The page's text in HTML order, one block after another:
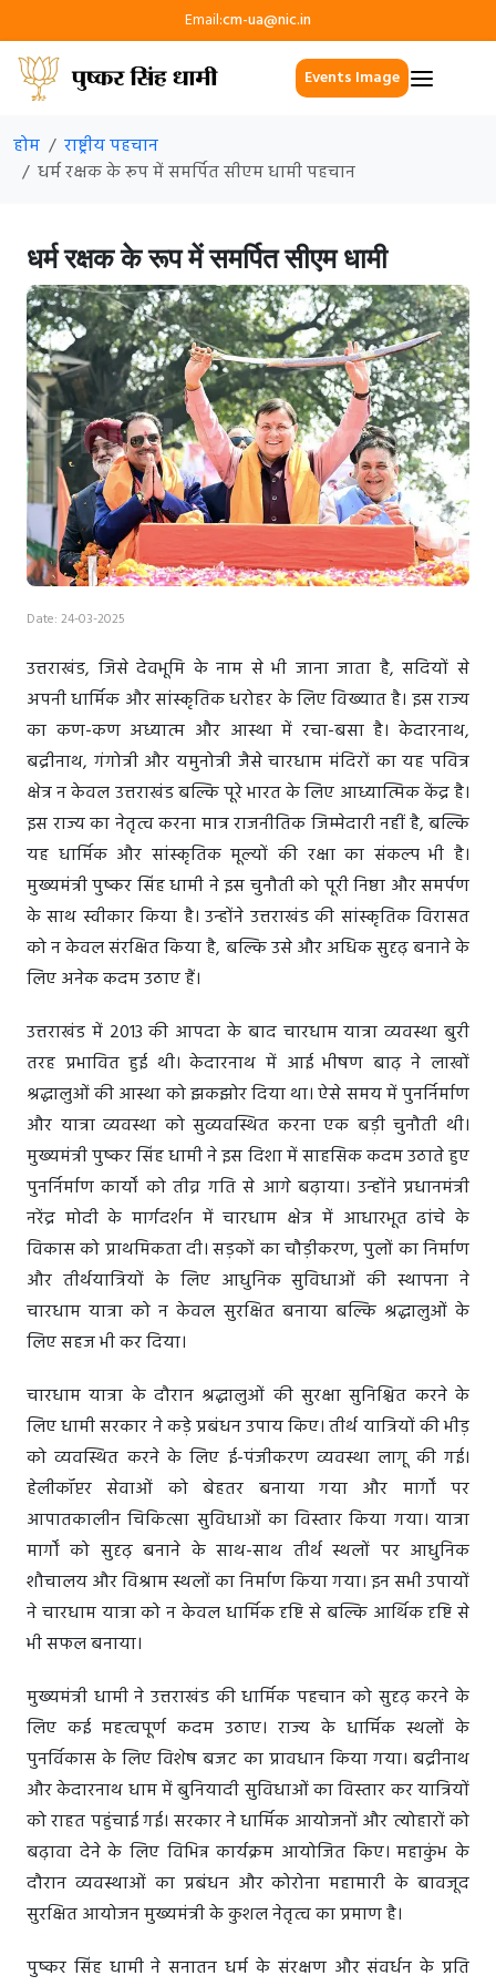
Email:cm-ua@nic.in
Events Image
होम
राष्ट्रीय पहचान
धर्म रक्षक के रूप में समर्पित सीएम धामी पहचान
धर्म रक्षक के रूप में समर्पित सीएम धामी
Date: 24-03-2025
उत्तराखंड, जिसे देवभूमि के नाम से भी जाना जाता है, सदियों से
अपनी धार्मिक और सांस्कृतिक धरोहर के लिए विख्यात है। इस राज्य
का कण-कण अध्यात्म और आस्था में रचा-बसा है। केदारनाथ,
बद्रीनाथ, गंगोत्री और यमुनोत्री जैसे चारधाम मंदिरों का यह पवित्र
क्षेत्र न केवल उत्तराखंड बल्कि पूरे भारत के लिए आध्यात्मिक केंद्र है।
इस राज्य का नेतृत्व करना मात्र राजनीतिक जिम्मेदारी नहीं है, बल्कि
यह धार्मिक और सांस्कृतिक मूल्यों की रक्षा का संकल्प भी है।
मुख्यमंत्री पुष्कर सिंह धामी ने इस चुनौती को पूरी निष्ठा और समर्पण
के साथ स्वीकार किया है। उन्होंने उत्तराखंड की सांस्कृतिक विरासत
को न केवल संरक्षित किया है, बल्कि उसे और अधिक सुदृढ़ बनाने के
लिए अनेक कदम उठाए हैं।
उत्तराखंड में 2013 की आपदा के बाद चारधाम यात्रा व्यवस्था बुरी
तरह प्रभावित हुई थी। केदारनाथ में आई भीषण बाढ़ ने लाखों
श्रद्धालुओं की आस्था को झकझोर दिया था। ऐसे समय में पुनर्निर्माण
और यात्रा व्यवस्था को सुव्यवस्थित करना एक बड़ी चुनौती थी।
मुख्यमंत्री पुष्कर सिंह धामी ने इस दिशा में साहसिक कदम उठाते हुए
पुनर्निर्माण कार्यों को तीव्र गति से आगे बढ़ाया। उन्होंने प्रधानमंत्री
नरेंद्र मोदी के मार्गदर्शन में चारधाम क्षेत्र में आधारभूत ढांचे के
विकास को प्राथमिकता दी। सड़कों का चौड़ीकरण, पुलों का निर्माण
और तीर्थयात्रियों के लिए आधुनिक सुविधाओं की स्थापना ने
चारधाम यात्रा को न केवल सुरक्षित बनाया बल्कि श्रद्धालुओं के
लिए सहज भी कर दिया।
चारधाम यात्रा के दौरान श्रद्धालुओं की सुरक्षा सुनिश्चित करने के
लिए धामी सरकार ने कड़े प्रबंधन उपाय किए। तीर्थ यात्रियों की भीड़
को व्यवस्थित करने के लिए ई-पंजीकरण व्यवस्था लागू की गई।
हेलीकॉप्टर सेवाओं को बेहतर बनाया गया और मार्गों पर
आपातकालीन चिकित्सा सुविधाओं का विस्तार किया गया। यात्रा
मार्गों को सुदृढ़ बनाने के साथ-साथ तीर्थ स्थलों पर आधुनिक
शौचालय और विश्राम स्थलों का निर्माण किया गया। इन सभी उपायों
ने चारधाम यात्रा को न केवल धार्मिक दृष्टि से बल्कि आर्थिक दृष्टि से
भी सफल बनाया।
मुख्यमंत्री धामी ने उत्तराखंड की धार्मिक पहचान को सुदृढ़ करने के
लिए कई महत्वपूर्ण कदम उठाए। राज्य के धार्मिक स्थलों के
पुनर्विकास के लिए विशेष बजट का प्रावधान किया गया। बद्रीनाथ
और केदारनाथ धाम में बुनियादी सुविधाओं का विस्तार कर यात्रियों
को राहत पहुंचाई गई। सरकार ने धार्मिक आयोजनों और त्योहारों को
बढ़ावा देने के लिए विभिन्न कार्यक्रम आयोजित किए। महाकुंभ के
दौरान व्यवस्थाओं का प्रबंधन और कोरोना महामारी के बावजूद
सुरक्षित आयोजन मुख्यमंत्री के कुशल नेतृत्व का प्रमाण है।
पुष्कर सिंह धामी ने सनातन धर्म के संरक्षण और संवर्धन के प्रति